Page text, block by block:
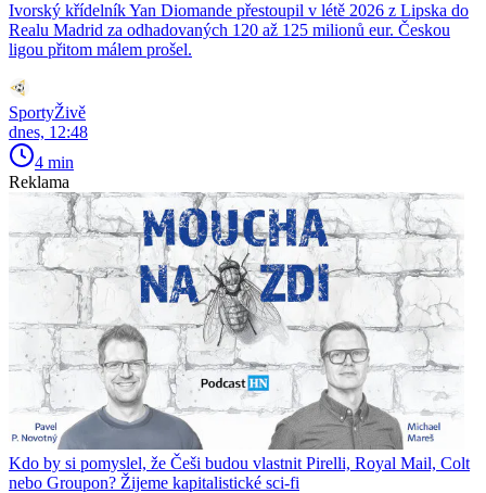
Ivorský křídelník Yan Diomande přestoupil v létě 2026 z Lipska do
Realu Madrid za odhadovaných 120 až 125 milionů eur. Českou
ligou přitom málem prošel.
SportyŽivě
dnes, 12:48
4 min
Reklama
Kdo by si pomyslel, že Češi budou vlastnit Pirelli, Royal Mail, Colt
nebo Groupon? Žijeme kapitalistické sci-fi